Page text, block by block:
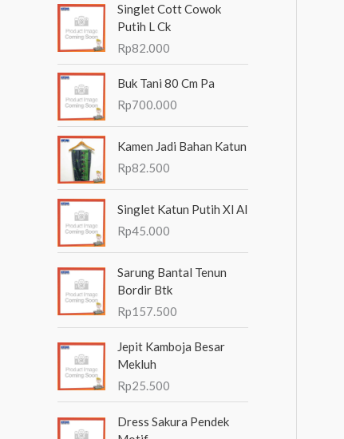
k
Singlet Cott Cowok
Putih L Ck
Rp82.000
Buk Tani 80 Cm Pa
Rp700.000
Kamen Jadi Bahan Katun
Rp82.500
Singlet Katun Putih Xl Al
Rp45.000
Sarung Bantal Tenun
Bordir Btk
Rp157.500
Jepit Kamboja Besar
Mekluh
Rp25.500
Dress Sakura Pendek